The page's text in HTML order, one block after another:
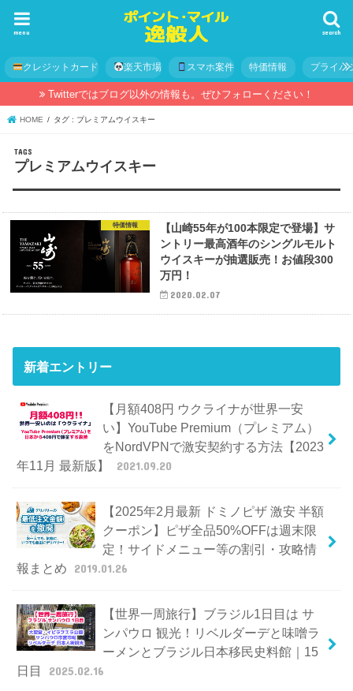
search
menu
クレジットカード 楽天市場 スマホ案件 特価情報 プライバ
Twitterではブログ以外の情報も。ぜひフォローください！
HOME タグ : プレミアムウイスキー
プレミアムウイスキー
特価情報
【山崎55年が100本限定で登場】サ
ントリー最高酒年のシングルモルト
ウイスキーが抽選販売！お値段300
万円！
2020.02.07
新着エントリー
【月額408円 ウクライナが世界一安
い】YouTube Premium（プレミアム）
をNordVPNで激安契約する方法【2023
年11月 最新版】
2021.09.20
【2025年2月最新 ドミノピザ 激安 半額
クーポン】ピザ全品50%OFFは週末限
定！サイドメニュー等の割引・攻略情
報まとめ
2019.01.26
【世界一周旅行】ブラジル1日目は サ
ンパウロ 観光！リベルダーデと味噌ラ
ーメンとブラジル日本移民史料館｜15
日目
2025.02.16